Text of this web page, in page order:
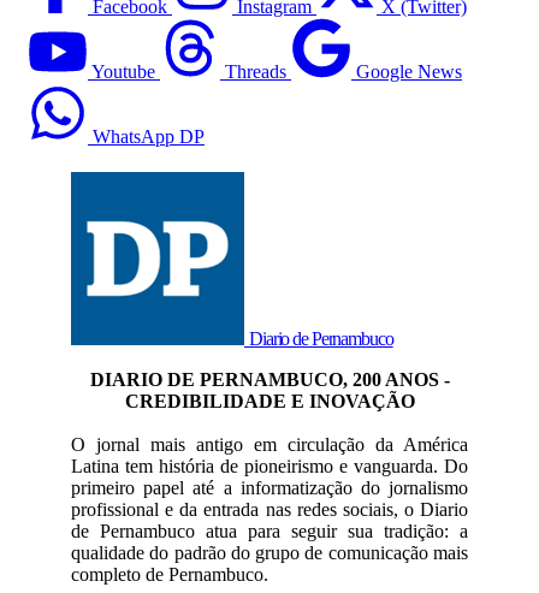
Facebook Instagram X (Twitter)
Youtube Threads Google News
WhatsApp DP
Diario de Pernambuco
DIARIO DE PERNAMBUCO, 200 ANOS -
CREDIBILIDADE E INOVAÇÃO
O jornal mais antigo em circulação da América
Latina tem história de pioneirismo e vanguarda. Do
primeiro papel até a informatização do jornalismo
profissional e da entrada nas redes sociais, o Diario
de Pernambuco atua para seguir sua tradição: a
qualidade do padrão do grupo de comunicação mais
completo de Pernambuco.